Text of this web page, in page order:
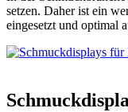
setzen. Daher ist ein
eingesetzt und optimal